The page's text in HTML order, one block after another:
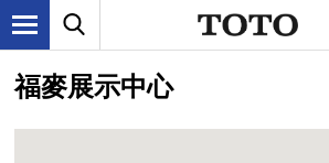
福麥展示中心